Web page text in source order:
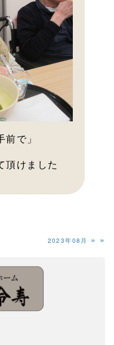
前で」
頂けました
2023年08月 »